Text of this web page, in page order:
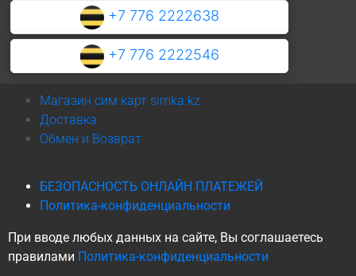
+7 776 2222638
+7 776 2222546
Магазин сим карт simka.kz
Доставка
Обмен и Возврат
БЕЗОПАСНОСТЬ ОНЛАЙН ПЛАТЕЖЕЙ
Политика-конфиденциальности
При вводе любых данных на сайте, Вы соглашаетесь
правилами Политика-конфиденциальности